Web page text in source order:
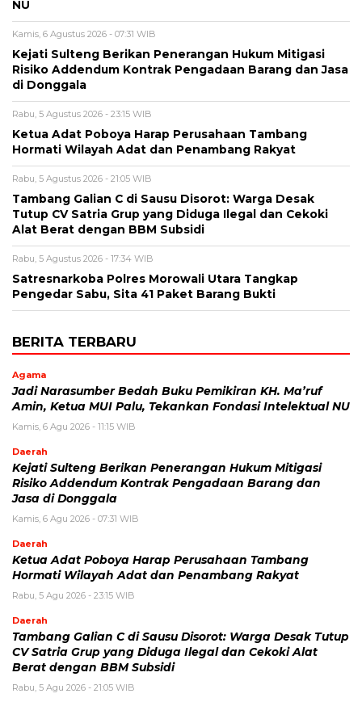
NU
Kamis, 6 Agustus 2026 - 07:31 WIB
Kejati Sulteng Berikan Penerangan Hukum Mitigasi
Risiko Addendum Kontrak Pengadaan Barang dan Jasa
di Donggala
Rabu, 5 Agustus 2026 - 23:15 WIB
Ketua Adat Poboya Harap Perusahaan Tambang
Hormati Wilayah Adat dan Penambang Rakyat
Rabu, 5 Agustus 2026 - 21:05 WIB
Tambang Galian C di Sausu Disorot: Warga Desak
Tutup CV Satria Grup yang Diduga Ilegal dan Cekoki
Alat Berat dengan BBM Subsidi
Rabu, 5 Agustus 2026 - 17:34 WIB
Satresnarkoba Polres Morowali Utara Tangkap
Pengedar Sabu, Sita 41 Paket Barang Bukti
BERITA TERBARU
Agama
Jadi Narasumber Bedah Buku Pemikiran KH. Ma’ruf
Amin, Ketua MUI Palu, Tekankan Fondasi Intelektual NU
Kamis, 6 Agu 2026 - 11:15 WIB
Daerah
Kejati Sulteng Berikan Penerangan Hukum Mitigasi
Risiko Addendum Kontrak Pengadaan Barang dan
Jasa di Donggala
Kamis, 6 Agu 2026 - 07:31 WIB
Daerah
Ketua Adat Poboya Harap Perusahaan Tambang
Hormati Wilayah Adat dan Penambang Rakyat
Rabu, 5 Agu 2026 - 23:15 WIB
Daerah
Tambang Galian C di Sausu Disorot: Warga Desak Tutup
CV Satria Grup yang Diduga Ilegal dan Cekoki Alat
Berat dengan BBM Subsidi
Rabu, 5 Agu 2026 - 21:05 WIB